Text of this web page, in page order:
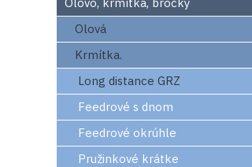
Olová
Krmítka.
Long distance GRZ
Feedrové s dnom
Feedrové okrúhle
Pružinkové krátke